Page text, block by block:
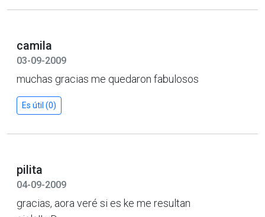
camila
03-09-2009
muchas gracias me quedaron fabulosos
Es útil (0)
pilita
04-09-2009
gracias, aora veré si es ke me resultan